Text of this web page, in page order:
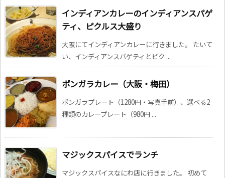
インディアンカレーのインディアンスパゲ
ティ、ピクルス大盛り
大阪にてインディアンカレーに行きました。 たいて
い、インディアンスパゲティとピク ...
ポンガラカレー（大阪・梅田）
ポンガラプレート（1280円・写真手前）、選べる2
種類のカレープレート（980円 ...
マジックスパイスでランチ
マジックスパイスなにわ店に行きました。 初めて